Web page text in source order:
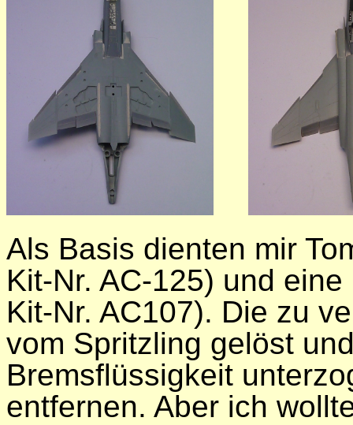
Als Basis dienten mir
Kit-Nr. AC-125) und
Kit-Nr. AC107). Die zu
vom Spritzling gelöst
Bremsflüssigkeit
entfernen. Aber ich